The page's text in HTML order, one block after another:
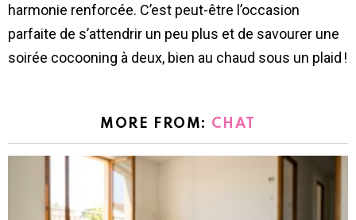
harmonie renforcée. C’est peut-être l’occasion
parfaite de s’attendrir un peu plus et de savourer une
soirée cocooning à deux, bien au chaud sous un plaid !
MORE FROM: CHAT